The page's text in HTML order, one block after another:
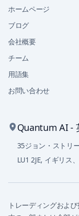
ホームページ
ブログ
会社概要
チーム
用語集
お問い合わせ
Quantum AI -
35ジョン・ストリ
LU1 2JE, イギリス
トレーディングおよ